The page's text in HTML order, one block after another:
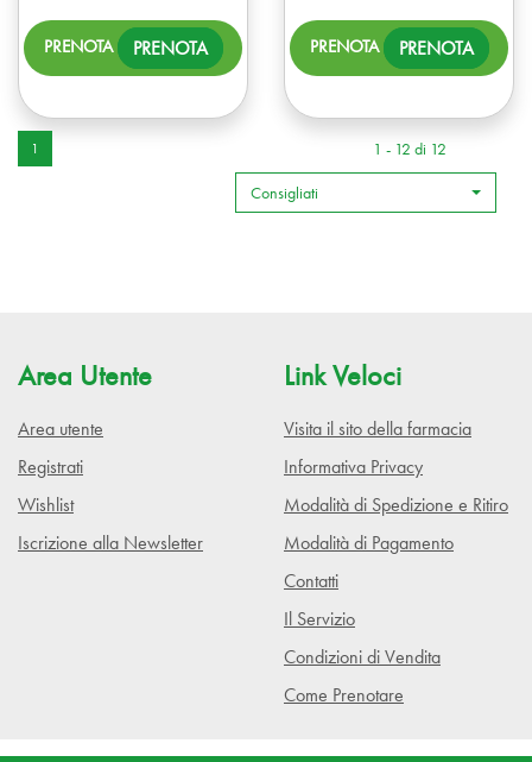
PRENOTA PRENOTA TIGELLE
FUORI
FRIGO
8X32,5G AL
PRENOTA
1 1 - 12 di 12
Consigliati
Area Utente
Area utente
Registrati
Wishlist
Iscrizione alla Newsletter
Link Veloci
Visita il sito della farmacia
Informativa Privacy
Modalità di Spedizione e Ritiro
Modalità di Pagamento
Contatti
Il Servizio
Condizioni di Vendita
Come Prenotare